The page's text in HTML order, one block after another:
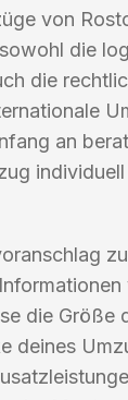
von
die
die
an
die Größe
deines